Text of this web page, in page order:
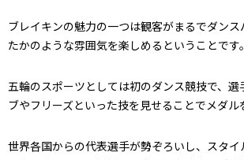
ブレイキンの魅力の一つは観客がまるでダンス
たかのような雰囲気を楽しめるということです。
五輪のスポーツとしては初のダンス競技で、選
ブやフリーズといった技を見せることでメダル
世界各国からの代表選手が勢ぞろいし、スタ